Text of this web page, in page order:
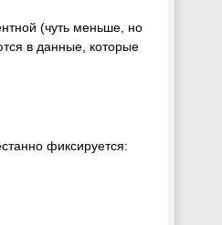
(чуть меньше, но
в данные, которые
фиксируется: